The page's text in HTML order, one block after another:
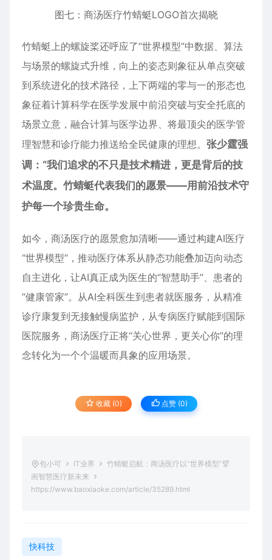
图七：商汤医疗竹蜻蜓LOGO首次揭晓
竹蜻蜓上的螺旋桨还呼应了“世界模型”中数据、算法
与场景的螺旋式升维，向上的姿态则象征从单点突破
到系统进化的技术路径，上下两端的零与一的形态也
象征着计算科学在医学发展中前沿突破与安全托底的
场景立意，融合计算与医学边界、将最顶尖的医学管
理智慧和诊疗能力推送给全民健康的理想。 张少霆强
调：“我们追求的不只是技术精进，更是背后的技
术温度。竹蜻蜓代表我们的愿景——用前沿技术守
护每一个珍贵生命。
如今，商汤医疗的愿景愈加清晰——通过构建AI医疗
“世界模型”，推动医疗体系从静态功能叠加迈向动态
自主进化，让AI真正成为医生的“智慧助手”、患者的
“健康管家”。从AI全科医生到患者就医服务，从精准
诊疗康复到无接触慢病监护，从专病医疗赋能到国际
医院服务，商汤医疗正将“关心世界，更关心你”的理
念转化为一个个温暖而具象的应用场景。
收藏 (0) 点赞 (0)
包小可 IT业界
竹蜻蜓启航：商汤医疗以“世界模型”擘
画智慧医疗新未来
https://www.baoxiaoke.com/article/35289.html
快科技